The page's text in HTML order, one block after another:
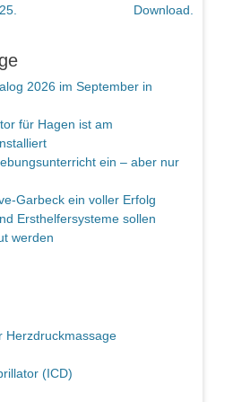
Download.
2026 im September in
für Hagen ist am
ein – aber nur
Garbeck ein voller Erfolg
Ersthelfersysteme sollen
werden
Herzdruckmassage
(ICD)